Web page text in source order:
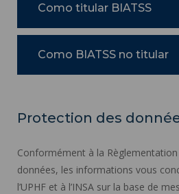
Como titular BIATSS
Como BIATSS no titular
Protection des
Conformément à la
données, les informations vous
l’UPHF et à l’INSA sur la base de